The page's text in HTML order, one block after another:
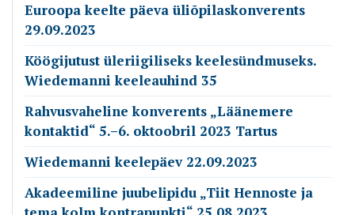
Euroopa keelte päeva üliõpilaskonverents
29.09.2023
Köögijutust üleriigiliseks keelesündmuseks.
Wiedemanni keeleauhind 35
Rahvusvaheline konverents „Läänemere
kontaktid“ 5.–6. oktoobril 2023 Tartus
Wiedemanni keelepäev 22.09.2023
Akadeemiline juubelipidu „Tiit Hennoste ja